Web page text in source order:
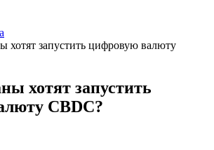
хотят запустить цифровую валюту
хотят запустить
CBDC?